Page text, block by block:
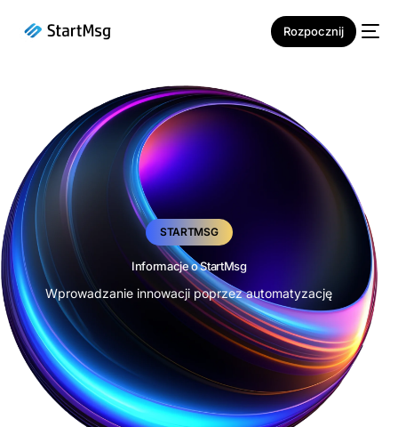
Rozpocznij
STARTMSG
Informacje o StartMsg
Wprowadzanie innowacji poprzez automatyzację
NOWOŚĆ